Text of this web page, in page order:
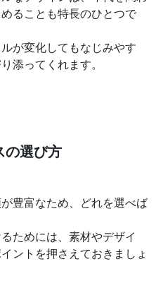
ることも特長のひとつで
が変化してもなじみやす
添ってくれます。
の選び方
豊富なため、どれを選べば
ためには、素材やデザイ
ントを押さえておきましょ